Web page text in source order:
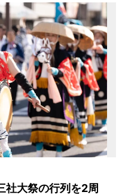
社大祭の行列を2周